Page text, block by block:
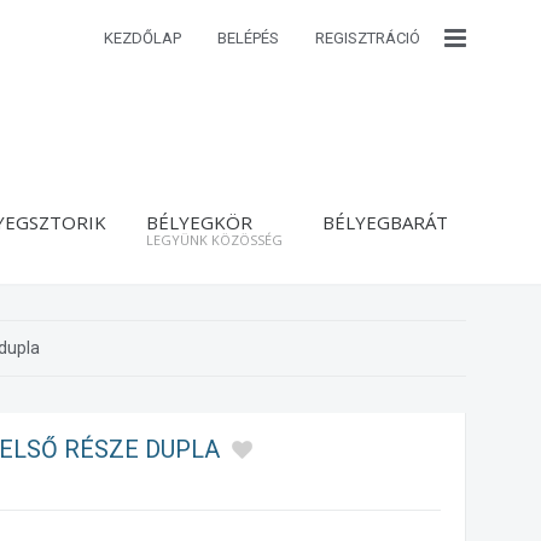
KEZDŐLAP BELÉPÉS REGISZTRÁCIÓ
BÉLYEGKÖR
LEGYÜNK KÖZÖSSÉG
BÉLYEGBARÁT
RÉSZE DUPLA